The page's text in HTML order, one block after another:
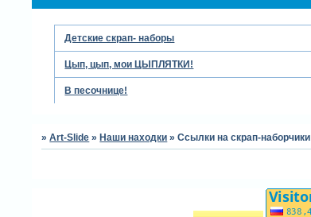
Детские скрап- наборы
Цып, цып, мои ЦЫПЛЯТКИ!
В песочнице!
»Art-Slide »Наши находки »Ссылки на скрап-наборчики